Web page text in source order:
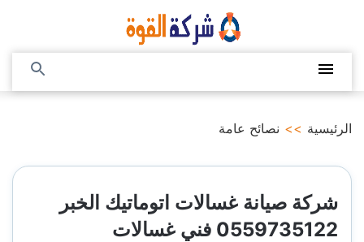
المحتوى
الرئيسية >> نصائح عامة
شركة صيانة غسالات اتوماتيك الخبر
0559735122 فني غسالات